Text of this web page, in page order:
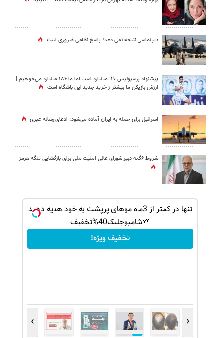
دیپلماسی نتیجه‌ نمی دهد؛ پاسخ نظامی ضروری است
پیشنهاد پرسپولیس ۱۲۰ میلیارد است اما ما ۱۸۶ میلیارد می‌خواهیم |
ارزش بازیکن ما بیشتر از خرید جدید این باشگاه است
اسرائیل برای حمله به ایران آماده می‌شود؛ ادعای رسانه عبری
شروط ۶گانه دبیر شورای عالی امنیت ملی برای بازگشایی تنگه هرمز
تنها در کمتر از 3ماه موهای پرپشت به خود هدیه دهید
🌱شامپوجلبک40%تخفیف
تخفیف ویژه!
‹
›